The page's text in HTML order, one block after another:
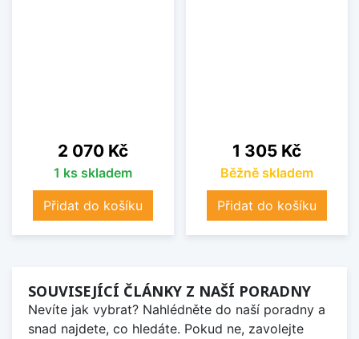
Cena
2 070 Kč
1 ks skladem
Přidat do košíku
Cena
1 305 Kč
Běžně skladem
Přidat do košíku
SOUVISEJÍCÍ ČLÁNKY Z NAŠÍ PORADNY
Nevíte jak vybrat? Nahlédněte do naší poradny a
snad najdete, co hledáte. Pokud ne, zavolejte